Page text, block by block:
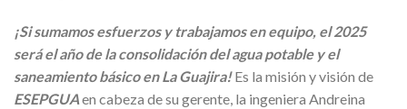
¡Si sumamos esfuerzos y trabajamos en equipo, el 2025
será el año de la consolidación del agua potable y el
saneamiento básico en La Guajira!Es la misión y visión de
ESEPGUAen cabeza de su gerente, la ingeniera Andreina